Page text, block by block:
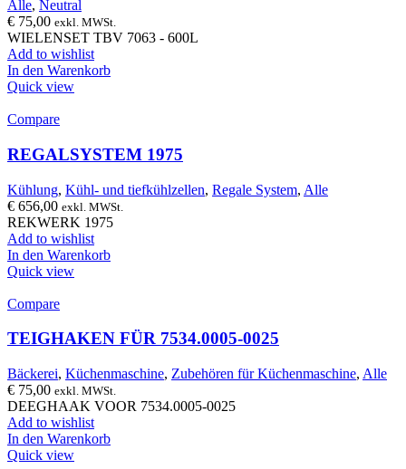
Alle, Neutral
€ 75,00 exkl. MWSt.
WIELENSET TBV 7063 - 600L
Add to wishlist
In den Warenkorb
Quick view
Compare
REGALSYSTEM 1975
Kühlung, Kühl- und tiefkühlzellen, Regale System, Alle
€ 656,00 exkl. MWSt.
REKWERK 1975
Add to wishlist
In den Warenkorb
Quick view
Compare
TEIGHAKEN FÜR 7534.0005-0025
Bäckerei, Küchenmaschine, Zubehören für Küchenmaschine, Alle
€ 75,00 exkl. MWSt.
DEEGHAAK VOOR 7534.0005-0025
Add to wishlist
In den Warenkorb
Quick view